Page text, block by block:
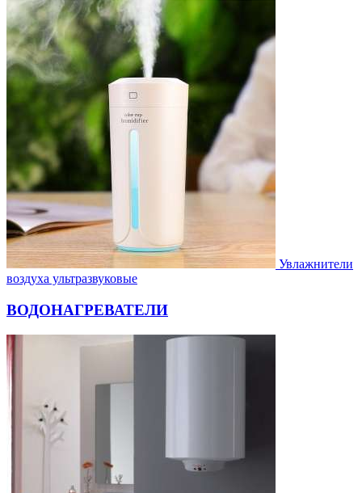
Увлажнители
воздуха ультразвуковые
ВОДОНАГРЕВАТЕЛИ